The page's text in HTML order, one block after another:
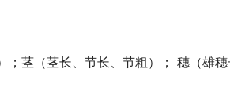
；茎（茎长、节长、节粗）； 穗（雄